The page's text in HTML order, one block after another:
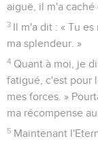
aiguë, il m'a caché
3 Il m'a dit : « Tu
ma splendeur. »
4 Quant à moi, je
fatigué, c'est pour
mes forces. »
ma récompense
5 Maintenant